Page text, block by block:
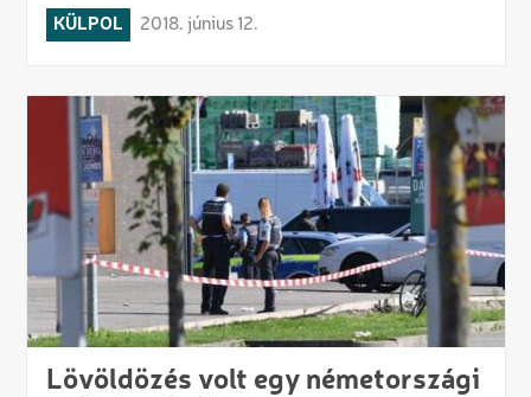
KÜLPOL 2018. június 12.
Lövöldözés volt egy németországi